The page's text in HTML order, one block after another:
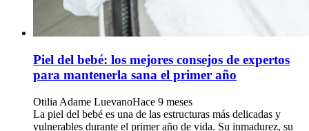
Piel del bebé: los mejores consejos de expertos
para mantenerla sana el primer año
Otilia Adame LuevanoHace 9 meses
La piel del bebé es una de las estructuras más delicadas y
vulnerables durante el primer año de vida. Su inmadurez, su